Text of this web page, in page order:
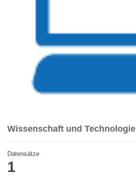
Wissenschaft und Technologie
Datensätze
1